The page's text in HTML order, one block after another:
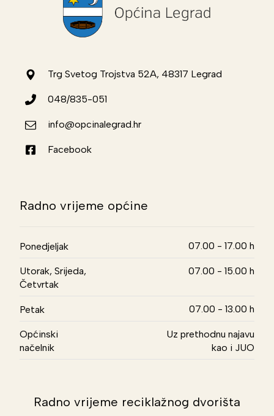
Trg Svetog Trojstva 52A, 48317 Legrad
048/835-051
info@opcinalegrad.hr
Facebook
Radno vrijeme općine
Ponedjeljak 07.00 - 17.00 h
Utorak, Srijeda,
Četvrtak
07.00 - 15.00 h
Petak 07.00 - 13.00 h
Općinski
načelnik
Uz prethodnu najavu
kao i JUO
Radno vrijeme reciklažnog dvorišta